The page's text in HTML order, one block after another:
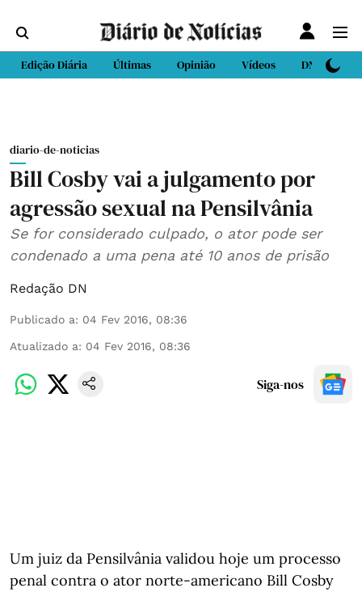
Edição Diária Últimas Opinião Vídeos DN Sport
diario-de-noticias
Bill Cosby vai a julgamento por
agressão sexual na Pensilvânia
Se for considerado culpado, o ator pode ser
condenado a uma pena até 10 anos de prisão
Redação DN
Publicado a: 04 Fev 2016, 08:36
Atualizado a: 04 Fev 2016, 08:36
Siga-nos
Um juiz da Pensilvânia validou hoje um processo
penal contra o ator norte-americano Bill Cosby